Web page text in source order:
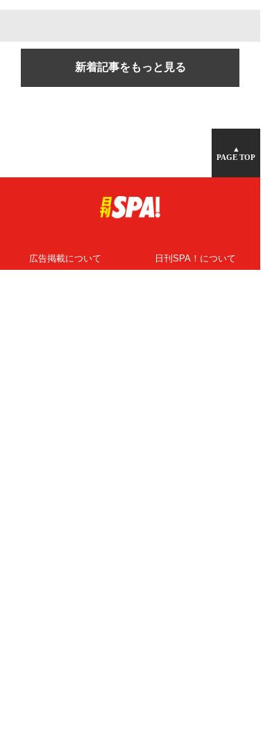
新着記事をもっと見る
▲
PAGE TOP
広告掲載について 日刊SPA！について